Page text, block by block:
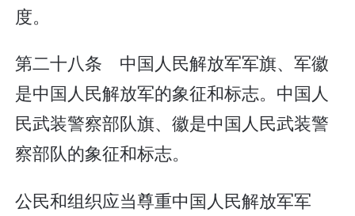
度。
第二十八条 中国人民解放军军旗、军徽
是中国人民解放军的象征和标志。中国人
民武装警察部队旗、徽是中国人民武装警
察部队的象征和标志。
公民和组织应当尊重中国人民解放军军